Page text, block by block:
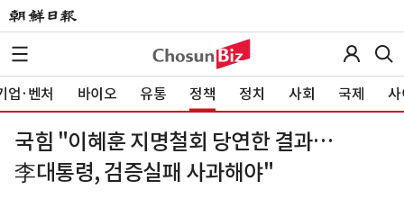
업·벤처 바이오 유통 정책 정치 사회 국제 사
국힘 "이혜훈 지명철회 당연한 결과…
李대통령, 검증실패 사과해야"